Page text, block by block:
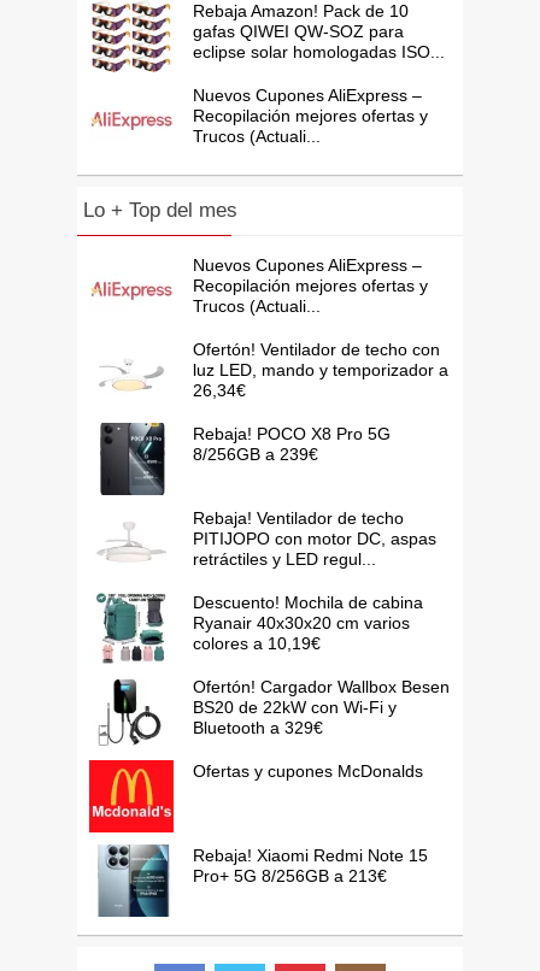
Rebaja Amazon! Pack de 10
gafas QIWEI QW-SOZ para
eclipse solar homologadas ISO...
Nuevos Cupones AliExpress –
Recopilación mejores ofertas y
Trucos (Actuali...
Lo + Top del mes
Nuevos Cupones AliExpress –
Recopilación mejores ofertas y
Trucos (Actuali...
Ofertón! Ventilador de techo con
luz LED, mando y temporizador a
26,34€
Rebaja! POCO X8 Pro 5G
8/256GB a 239€
Rebaja! Ventilador de techo
PITIJOPO con motor DC, aspas
retráctiles y LED regul...
Descuento! Mochila de cabina
Ryanair 40x30x20 cm varios
colores a 10,19€
Ofertón! Cargador Wallbox Besen
BS20 de 22kW con Wi-Fi y
Bluetooth a 329€
Ofertas y cupones McDonalds
Rebaja! Xiaomi Redmi Note 15
Pro+ 5G 8/256GB a 213€